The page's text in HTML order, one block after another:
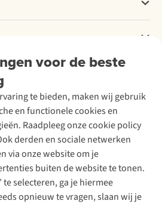
voor de beste
te bieden, maken wij gebruik
en functionele cookies en
Raadpleeg onze cookie policy
derden en sociale netwerken
via onze website om je
buiten de website te tonen.
te selecteren, ga je hiermee
opnieuw te vragen, slaan wij je
Follow us